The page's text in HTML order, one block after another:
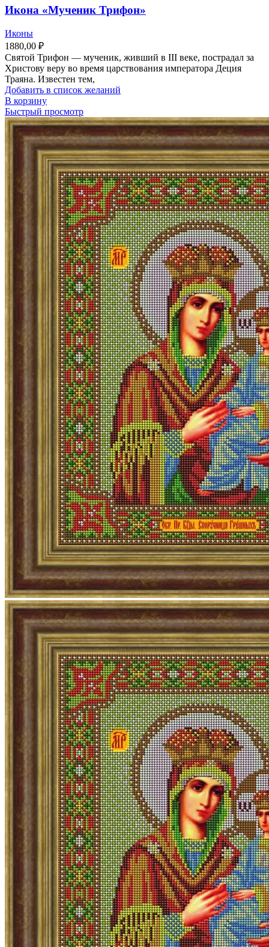
Икона «Мученик Трифон»
Иконы
1880,00 ₽
Святой Трифон — мученик, живший в III веке, пострадал за
Христову веру во время царствования императора Деция
Траяна. Известен тем,
Добавить в список желаний
В корзину
Быстрый просмотр